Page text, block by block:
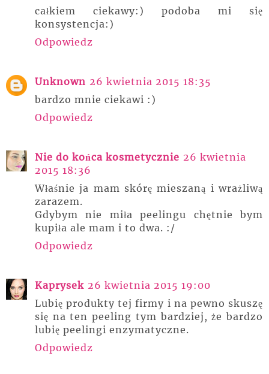
całkiem ciekawy:) podoba mi się
konsystencja:)
Odpowiedz
Unknown 26 kwietnia 2015 18:35
bardzo mnie ciekawi :)
Odpowiedz
Nie do końca kosmetycznie 26 kwietnia
2015 18:36
Właśnie ja mam skórę mieszaną i wrażliwą
zarazem.
Gdybym nie miła peelingu chętnie bym
kupiła ale mam i to dwa. :/
Odpowiedz
Kaprysek 26 kwietnia 2015 19:00
Lubię produkty tej firmy i na pewno skuszę
się na ten peeling tym bardziej, że bardzo
lubię peelingi enzymatyczne.
Odpowiedz